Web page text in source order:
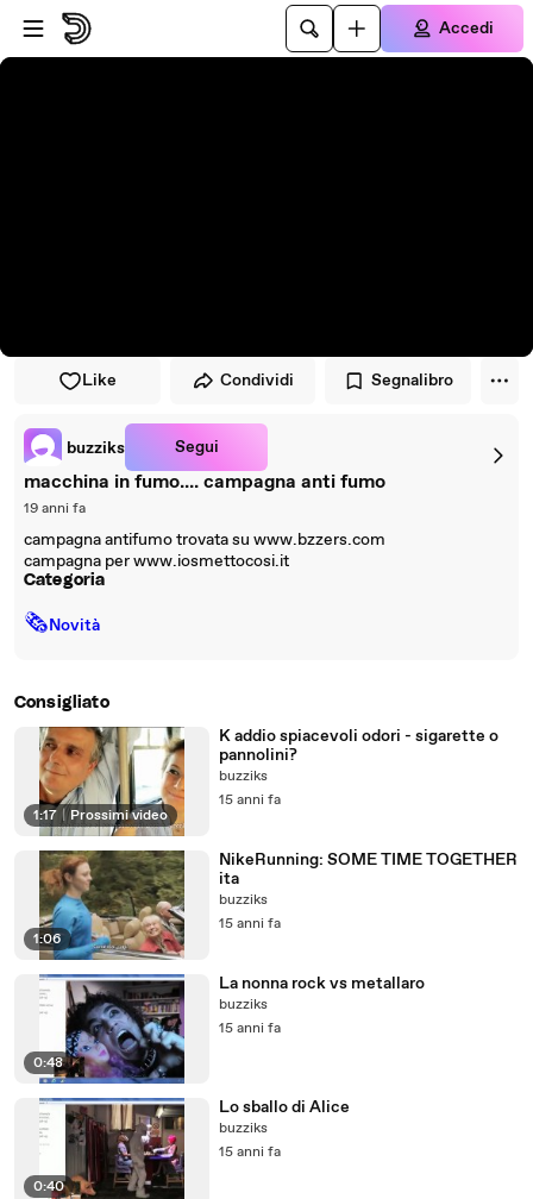
Vai al lettore
Passa al contenuto principale
Accedi
Like Condividi Segnalibro
buzziks Segui
macchina in fumo.... campagna anti fumo
19 anni fa
campagna antifumo trovata su www.bzzers.com
campagna per www.iosmettocosi.it
Categoria
🗞Novità
Consigliato
1:17 | Prossimi video
K addio spiacevoli odori - sigarette o
pannolini?
buzziks
15 anni fa
1:06
NikeRunning: SOME TIME TOGETHER
ita
buzziks
15 anni fa
0:48
La nonna rock vs metallaro
buzziks
15 anni fa
0:40
Lo sballo di Alice
buzziks
15 anni fa